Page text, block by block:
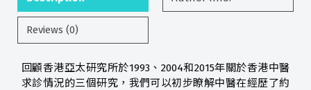
Reviews (0)
回顧香港亞太研究所於1993、2004和2015年關於香港中醫
求診情況的三個研究，我們可以初步瞭解中醫在經歷了約